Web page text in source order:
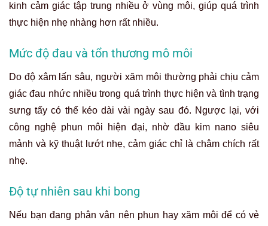
kinh cảm giác tập trung nhiều ở vùng môi, giúp quá trình
thực hiện nhẹ nhàng hơn rất nhiều.
Mức độ đau và tổn thương mô môi
Do độ xâm lấn sâu, người xăm môi thường phải chịu cảm
giác đau nhức nhiều trong quá trình thực hiện và tình trạng
sưng tấy có thể kéo dài vài ngày sau đó. Ngược lại, với
công nghệ phun môi hiện đại, nhờ đầu kim nano siêu
mảnh và kỹ thuật lướt nhẹ, cảm giác chỉ là châm chích rất
nhẹ.
Độ tự nhiên sau khi bong
Nếu bạn đang phân vân nên phun hay xăm môi để có vẻ